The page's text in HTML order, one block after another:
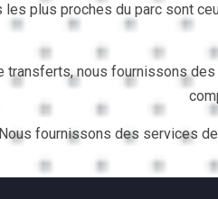
plus proches du parc sont
transferts, nous fournissons
Nous fournissons des services